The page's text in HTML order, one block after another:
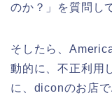
のか？」を質問し
そしたら、
動的に、不正利用
に、diconのお店